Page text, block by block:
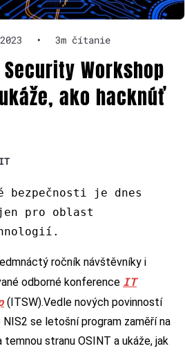
• 3m čítanie
Workshop
ako hacknúť
bezpečnosti je dnes
pro oblast
ročník návštěvníky i
odborné konference IT
(ITSW).Vedle nových povinností
se letošní program zaměří na
stranu OSINT a ukáže, jak